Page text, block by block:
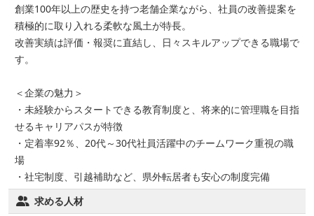
創業100年以上の歴史を持つ老舗企業ながら、社員の改善提案を
積極的に取り入れる柔軟な風土が特長。
改善実績は評価・報奨に直結し、日々スキルアップできる職場で
す。
＜企業の魅力＞
・未経験からスタートできる教育制度と、将来的に管理職を目指
せるキャリアパスが特徴
・定着率92％、20代～30代社員活躍中のチームワーク重視の職
場
・社宅制度、引越補助など、県外転居者も安心の制度完備
求める人材